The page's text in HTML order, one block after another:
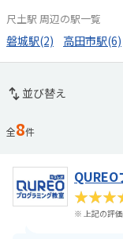
尺土駅 周辺の駅一覧
磐城駅(2) 高田市駅(6)
並び替え
全8件
※ 上記の評